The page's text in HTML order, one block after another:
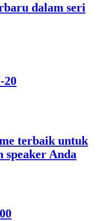
dalam seri
20
terbaik untuk
speaker Anda